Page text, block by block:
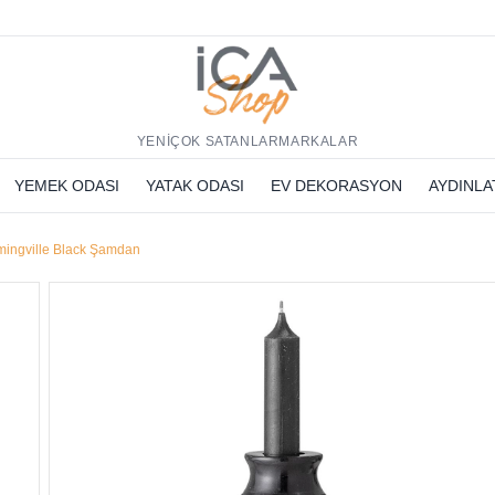
YENİÇOK SATANLAR MARKALAR
YEMEK ODASI YATAK ODASI EV DEKORASYON
Black Şamdan